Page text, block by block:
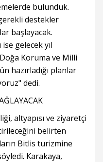
bulunduk.
destekler
başlayacak.
gelecek yıl
Koruma ve Milli
hazırladığı planlar
dedi.
altyapısı ve ziyaretçi
belirten
Bitlis turizmine
Karakaya,